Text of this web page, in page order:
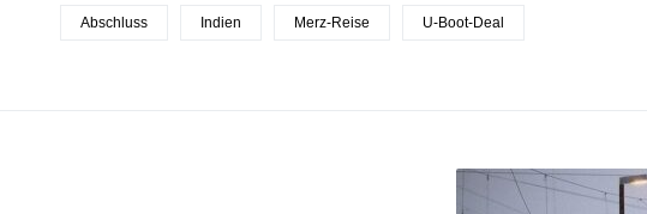
Abschluss Indien Merz-Reise U-Boot-Deal